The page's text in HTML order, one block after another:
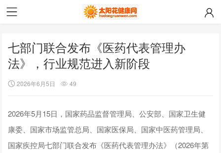
七部门联合发布《医药代表管理办
法》，行业规范进入新阶段
2026年6月5日 49
2026年5月15日，国家药品监督管理局、公安部、国家卫生健
康委、国家市场监管总局、国家医保局、国家中医药管理局、
国家疾控局七部门联合发布《医药代表管理办法》（2026年第